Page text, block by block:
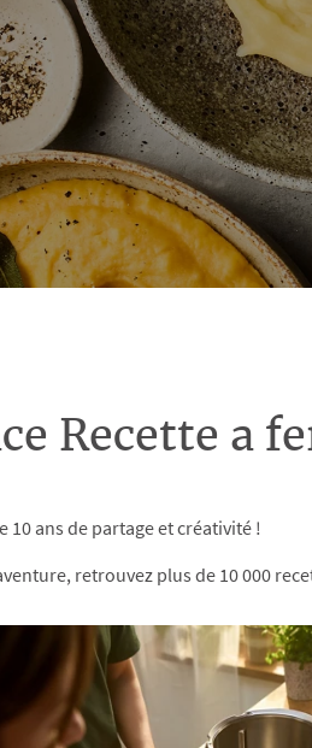
Recette a
10 ans de partage et créativité !
retrouvez plus de 10 000